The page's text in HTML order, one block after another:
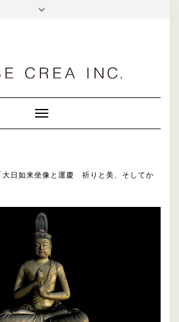
Toggle
Navigation
大日如来坐像と運慶 祈りと美、そしてか